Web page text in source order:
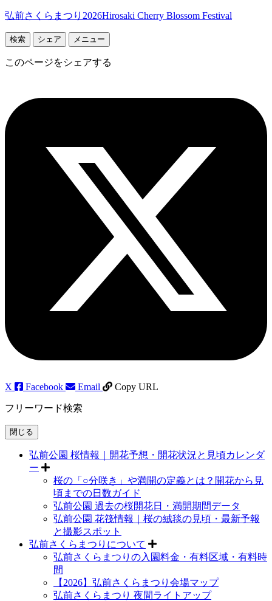
弘前さくらまつり2026Hirosaki Cherry Blossom Festival
検索 シェア メニュー
このページをシェアする
X Facebook Email Copy URL
フリーワード検索
閉じる
弘前公園 桜情報｜開花予想・開花状況と見頃カレンダ
ー
桜の「○分咲き」や満開の定義とは？開花から見
頃までの日数ガイド
弘前公園 過去の桜開花日・満開期間データ
弘前公園 花筏情報｜桜の絨毯の見頃・最新予報
と撮影スポット
弘前さくらまつりについて
弘前さくらまつりの入園料金・有料区域・有料時
間
【2026】弘前さくらまつり会場マップ
弘前さくらまつり 夜間ライトアップ